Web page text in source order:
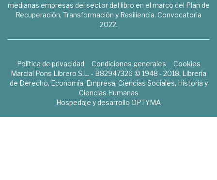
medianas empresas del sector del libro en el marco del Plan de
Recuperación, Transformación y Resiliencia. Convocatoria
2022.
Política de privacidad Condiciones generales
Cookies
Marcial Pons Librero S.L. - B82947326 © 1948 - 2018. Librería
de Derecho, Economía, Empresa, Ciencias Sociales, Historia y
Ciencias Humanas
Hospedaje y desarrollo OPTYMA